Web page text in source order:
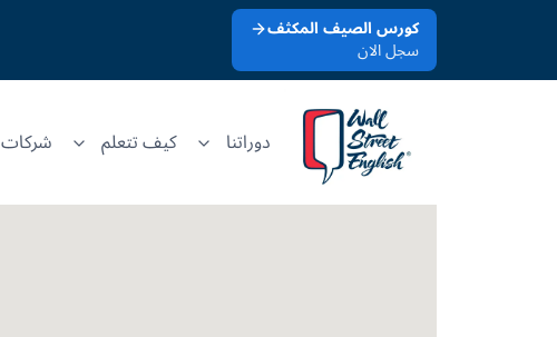
كورس الصيف المكثف
سجل الان
دوراتنا كيف تتعلم شركات